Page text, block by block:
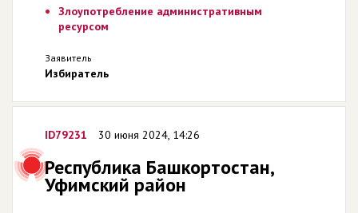
Злоупотребление административным
ресурсом
Заявитель
Избиратель
ID79231 30 июня 2024, 14:26
Республика Башкортостан,
Уфимский район